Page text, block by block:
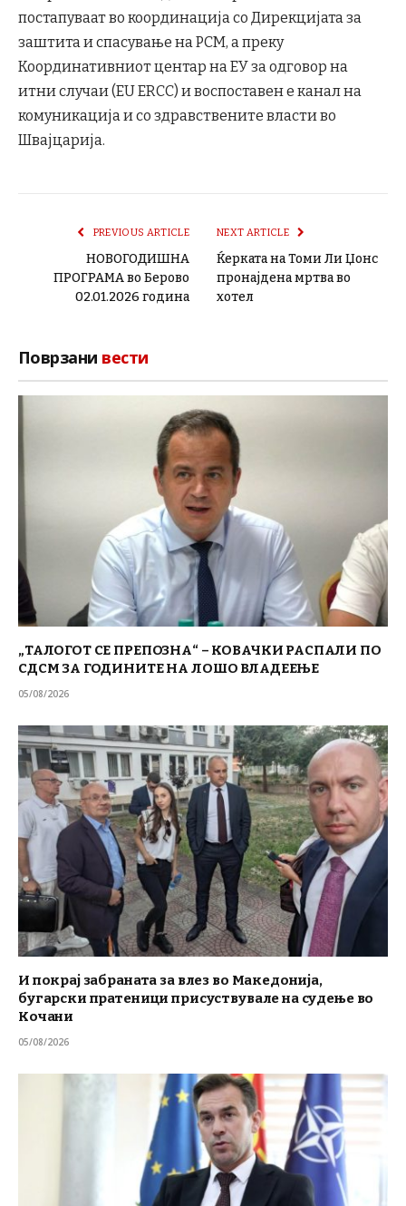
постапуваат во координација со Дирекцијата за
заштита и спасување на РСМ, а преку
Координативниот центар на ЕУ за одговор на
итни случаи (EU ERCC) и воспоставен е канал на
комуникација и со здравствените власти во
Швајцарија.
PREVIOUS ARTICLE
НОВОГОДИШНА
ПРОГРАМА во Берово
02.01.2026 година
NEXT ARTICLE
Ќерката на Томи Ли Џонс
пронајдена мртва во
хотел
Поврзани вести
„ТАЛОГОТ СЕ ПРЕПОЗНА“ – КОВАЧКИ РАСПАЛИ ПО
СДСМ ЗА ГОДИНИТЕ НА ЛОШО ВЛАДЕЕЊЕ
05/08/2026
И покрај забраната за влез во Македонија,
бугарски пратеници присуствувале на судење во
Кочани
05/08/2026